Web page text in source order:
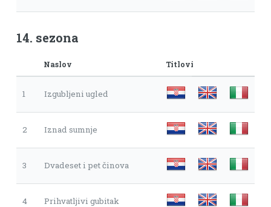
14. sezona
Naslov Titlovi
1 Izgubljeni ugled
2 Iznad sumnje
3 Dvadeset i pet činova
4 Prihvatljivi gubitak